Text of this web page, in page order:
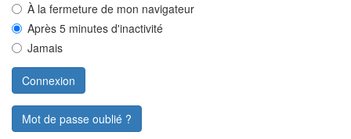
À la fermeture de mon navigateur
Après 5 minutes d'inactivité
Jamais
Mot de passe oublié ?